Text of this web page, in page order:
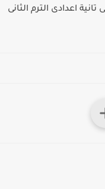
اعدادى الترم الثانى